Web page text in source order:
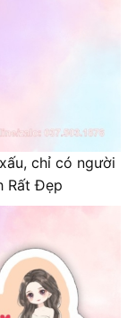
chỉ có người
Rất Đẹp